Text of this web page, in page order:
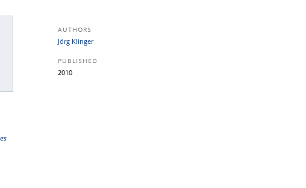
AUTHORS
Jörg Klinger
PUBLISHED
2010